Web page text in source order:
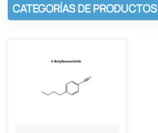
CATEGORÍAS DE PRODUCTOS